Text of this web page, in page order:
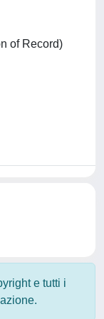
of Record)
e tutti i